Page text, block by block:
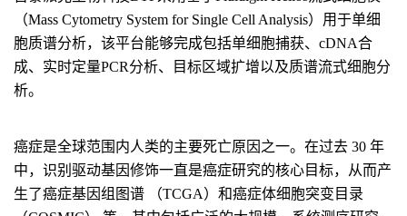
（Mass Cytometry System for Single Cell Analysis）用于单细
胞质谱分析，该平台能够完成包括单细胞捕获、cDNA合
成、实时定量PCR分析、目标区域扩增以及质谱流式细胞分
析。
癌症是全球范围内人类的主要死亡原因之一。在过去 30 年
中，识别驱动基因修饰一直是癌症研究的核心目标，从而产
生了癌症基因组图谱 （TCGA）和癌症体细胞突变目录